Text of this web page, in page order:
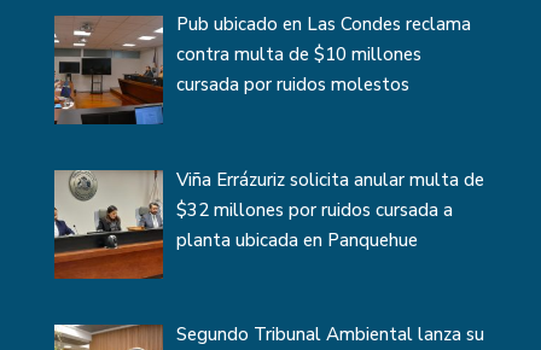
Pub ubicado en Las Condes reclama
contra multa de $10 millones
cursada por ruidos molestos
Viña Errázuriz solicita anular multa de
$32 millones por ruidos cursada a
planta ubicada en Panquehue
Segundo Tribunal Ambiental lanza su